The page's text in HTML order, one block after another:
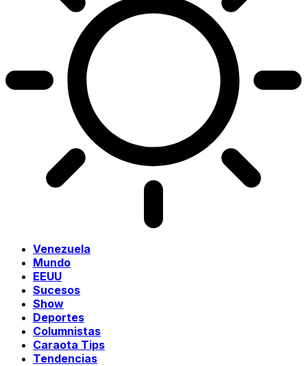
Venezuela
Mundo
EEUU
Sucesos
Show
Deportes
Columnistas
Caraota Tips
Tendencias